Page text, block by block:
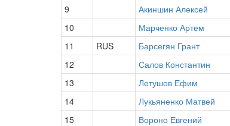
9
Акиншин Алексей
10
Марченко Артем
11
RUS Барсегян Грант
12
Салов Константин
13
Летушов Ефим
14
Лукьяненко Матвей
15
Вороно Евгений